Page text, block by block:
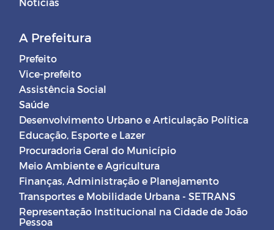
A Prefeitura
Prefeito
Vice-prefeito
Assistência Social
Saúde
Desenvolvimento Urbano e Articulação Política
Educação, Esporte e Lazer
Procuradoria Geral do Município
Meio Ambiente e Agricultura
Finanças, Administração e Planejamento
Transportes e Mobilidade Urbana - SETRANS
Representação Institucional na Cidade de João
Pessoa